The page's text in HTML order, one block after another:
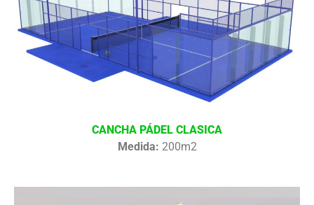
CANCHA PÁDEL CLASICA
Medida: 200m2